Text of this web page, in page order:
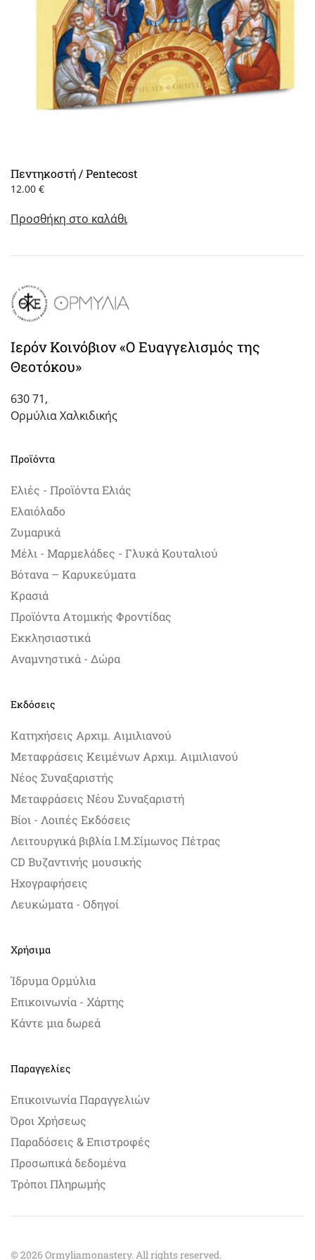
Πεντηκοστή / Pentecost
12.00 €
Προσθήκη στο καλάθι
Ιερόν Κοινόβιον «Ο Ευαγγελισμός της
Θεοτόκου»
630 71,
Ορμύλια Χαλκιδικής
Προϊόντα
Ελιές - Προϊόντα Ελιάς
Ελαιόλαδο
Ζυμαρικά
Μέλι - Μαρμελάδες - Γλυκά Κουταλιού
Βότανα – Καρυκεύματα
Κρασιά
Προϊόντα Ατομικής Φροντίδας
Εκκλησιαστικά
Αναμνηστικά - Δώρα
Εκδόσεις
Κατηχήσεις Αρχιμ. Αιμιλιανού
Μεταφράσεις Κειμένων Αρχιμ. Αιμιλιανού
Νέος Συναξαριστής
Μεταφράσεις Νέου Συναξαριστή
Βίοι - Λοιπές Εκδόσεις
Λειτουργικά βιβλία Ι.Μ.Σίμωνος Πέτρας
CD Βυζαντινής μουσικής
Ηχογραφήσεις
Λευκώματα - Οδηγοί
Χρήσιμα
Ίδρυμα Ορμύλια
Επικοινωνία - Χάρτης
Κάντε μια δωρεά
Παραγγελίες
Επικοινωνία Παραγγελιών
Όροι Χρήσεως
Παραδόσεις & Επιστροφές
Προσωπικά δεδομένα
Τρόποι Πληρωμής
©2026Ormyliamonastery. All rights reserved.